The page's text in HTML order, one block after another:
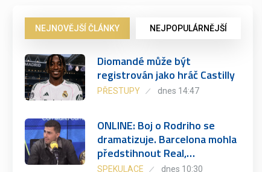
NEJNOVĚJŠÍ ČLÁNKY NEJPOPULÁRNĚJŠÍ
Diomandé může být
registrován jako hráč Castilly
PŘESTUPY dnes 14:47
ONLINE: Boj o Rodriho se
dramatizuje. Barcelona mohla
předstihnout Real,…
SPEKULACE dnes 10:30